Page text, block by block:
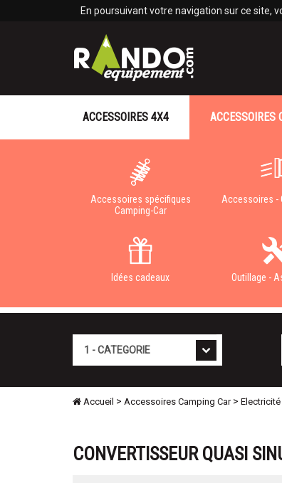
En poursuivant votre navigation sur ce site,
ACCESSOIRES 4X4 ACCESSOIRES
Accessoires spécifiques
Camping-Car
Accessoires -
Idées cadeaux Outillage -
Accueil > Accessoires Camping Car> Electricité
CONVERTISSEUR QUASI
Panneau de gestion des cookies